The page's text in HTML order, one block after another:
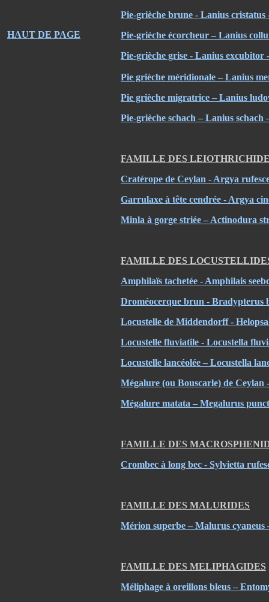
Pie-grièche brune - Lanius
Pie-grièche écorcheur – Lanius
Pie-grièche grise - Lanius excubitor
Pie grièche méridionale – Lanius
Pie grièche migratrice – Lanius
Pie-grièche schach – Lanius
FAMILLE DES
Cratérope de Ceylan - Argya
Garrulaxe à tête cendrée - Argya
Minla à gorge striée – Actinodura
FAMILLE DES
Amphilaïs tachetée - Amphilais
Droméocerque brun - Bradypterus
Locustelle de Middendorff -
Locustelle fluviatile - Locustella
Locustelle lancéolée – Locustella
Mégalure (ou Bouscarle) de
Mégalure matata – Megalurus
FAMILLE DES
Crombec à long bec - Sylvietta
FAMILLE DES MALURIDES
Mérion superbe – Malurus
FAMILLE DES MELIPHAGIDES
Méliphage à oreillons bleus –
HAUT DE PAGE